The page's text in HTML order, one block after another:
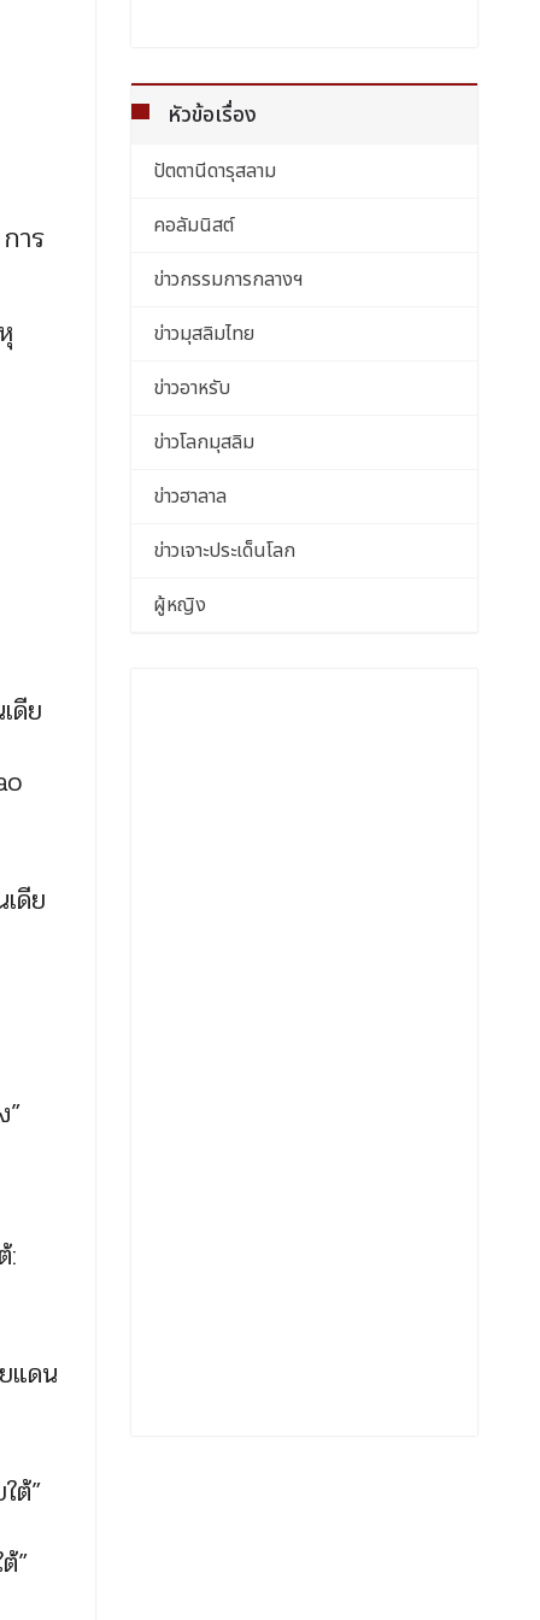
าร
ดีย
ดีย
:
แดน
ต้”
”
หัวข้อเรื่อง
ปัตตานีดารุสลาม
คอลัมนิสต์
ข่าวกรรมการกลางฯ
ข่าวมุสลิมไทย
ข่าวอาหรับ
ข่าวโลกมุสลิม
ข่าวฮาลาล
ข่าวเจาะประเด็นโลก
ผู้หญิง